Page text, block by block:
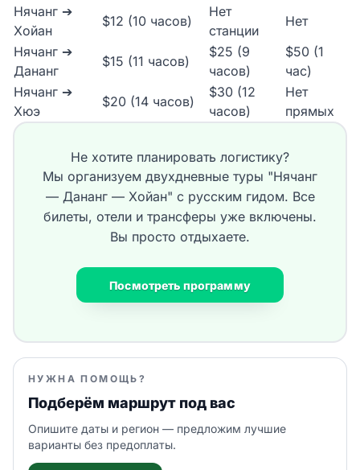
Нячанг ➔
Хойан
$12 (10 часов)
Нет
станции
Нет
Нячанг ➔
Дананг
$15 (11 часов)
$25 (9
часов)
$50 (1
час)
Нячанг ➔
Хюэ
$20 (14 часов)
$30 (12
часов)
Нет
прямых
Не хотите планировать логистику?
Мы организуем двухдневные туры "Нячанг
— Дананг — Хойан" с русским гидом. Все
билеты, отели и трансферы уже включены.
Вы просто отдыхаете.
Посмотреть программу
НУЖНА ПОМОЩЬ?
Подберём маршрут под вас
Опишите даты и регион — предложим лучшие
варианты без предоплаты.